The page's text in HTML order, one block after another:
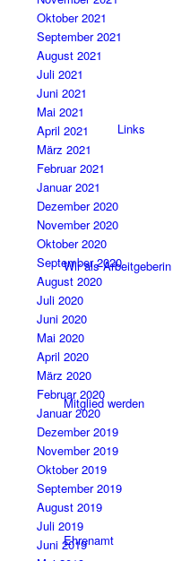
Links
Wir als Arbeitgeberin
Mitglied werden
Ehrenamt
Oktober 2021
September 2021
August 2021
Juli 2021
Juni 2021
Mai 2021
April 2021
März 2021
Februar 2021
Januar 2021
Dezember 2020
November 2020
Oktober 2020
September 2020
August 2020
Juli 2020
Juni 2020
Mai 2020
April 2020
März 2020
Februar 2020
Januar 2020
Dezember 2019
November 2019
Oktober 2019
September 2019
August 2019
Juli 2019
Juni 2019